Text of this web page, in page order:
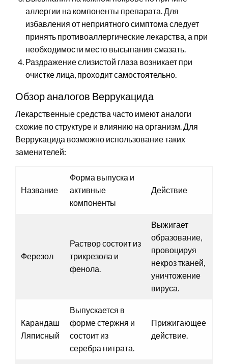
аллергии на компоненты препарата. Для
избавления от неприятного симптома следует
принять противоаллергические лекарства, а при
необходимости место высыпания смазать.
Раздражение слизистой глаза возникает при
очистке лица, проходит самостоятельно.
Обзор аналогов Веррукацида
Лекарственные средства часто имеют аналоги
схожие по структуре и влиянию на организм. Для
Веррукацида возможно использование таких
заменителей:
Название
Форма выпуска и
активные
компоненты
Действие
Ферезол
Раствор состоит из
трикрезола и
фенола.
Выжигает
образование,
провоцируя
некроз тканей,
уничтожение
вируса.
Карандаш
Ляписный
Выпускается в
форме стержня и
состоит из
серебра нитрата.
Прижигающее
действие.